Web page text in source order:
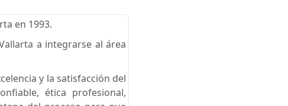
en 1993.
a integrarse al área
y la satisfacción del
ética profesional,